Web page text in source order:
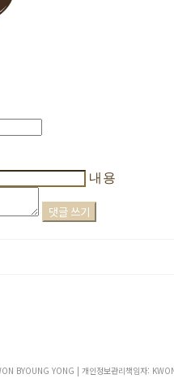
내용
댓글 쓰기
BYOUNG YONG | 개인정보관리책임자: